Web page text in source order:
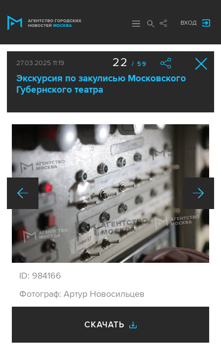
ВХОД
27.03.2025 11:19
Экскурсия по закулисью Московского
Губернского театра
22 / 59
ID: 984166
Фотограф: Артур Новосильцев
СКАЧАТЬ